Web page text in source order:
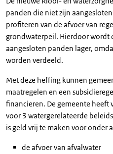
panden die niet zijn
profiteren van de afvoer van
grondwaterpeil. Hierdoor wordt
aangesloten panden lager,
worden verdeeld.
Met deze heffing kunnen
maatregelen en een
financieren. De gemeente heeft
voor 3 watergerelateerde
is geld vrij te maken voor onder
de afvoer van afvalwater